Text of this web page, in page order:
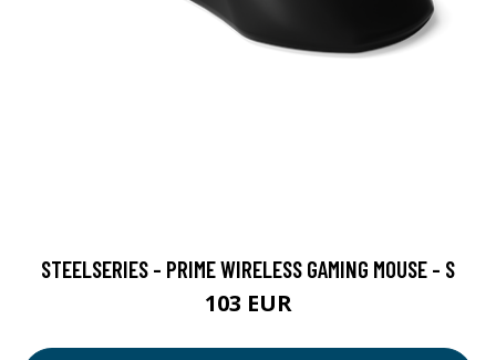
STEELSERIES - PRIME WIRELESS GAMING MOUSE - S
103 EUR